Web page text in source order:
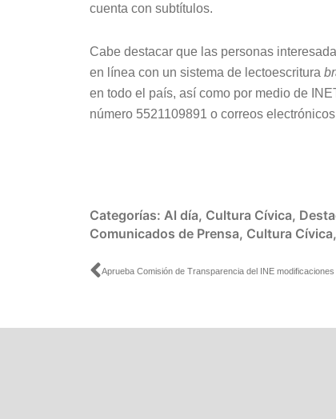
cuenta con subtítulos.
Cabe destacar que las personas
en línea con un sistema de lectoescritura
en todo el país, así como por medio de
número 5521109891 o correos
Categorías: Al día, Cultura Cívica,
Comunicados de Prensa, Cultura Cívica,
Ant